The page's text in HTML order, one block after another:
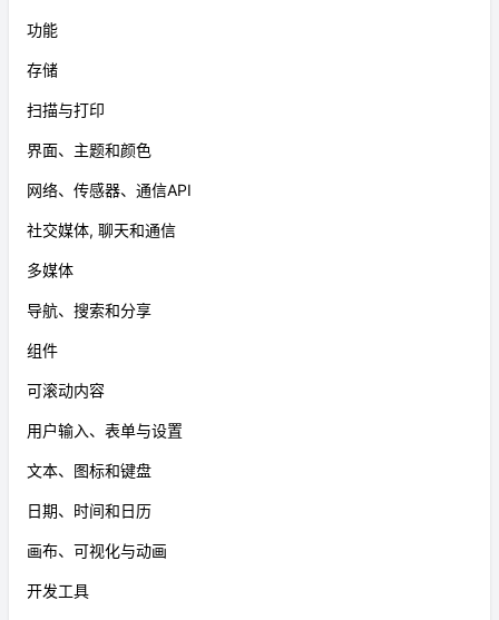
功能
存储
扫描与打印
界面、主题和颜色
网络、传感器、通信API
社交媒体, 聊天和通信
多媒体
导航、搜索和分享
组件
可滚动内容
用户输入、表单与设置
文本、图标和键盘
日期、时间和日历
画布、可视化与动画
开发工具